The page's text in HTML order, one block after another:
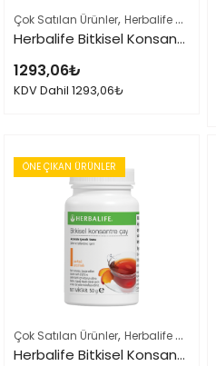
Çok Satılan Ürünler, Herbalife Çayları ve İçeçekler
Herbalife Bitkisel Konsantre Çay 50gr Limon
1293,06₺
KDV Dahil 1293,06₺
ÖNE ÇIKAN ÜRÜNLER
Çok Satılan Ürünler, Herbalife Çayları ve İçeçekler
Herbalife Bitkisel Konsantre Çay 50gr Şeftali